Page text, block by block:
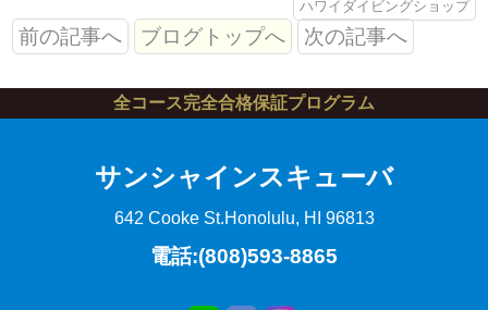
ハワイダイビングショップ
前の記事へ ブログトップへ 次の記事へ
全コース完全合格保証プログラム
サンシャインスキューバ
642 Cooke St.Honolulu, HI 96813
電話:(808)593-8865